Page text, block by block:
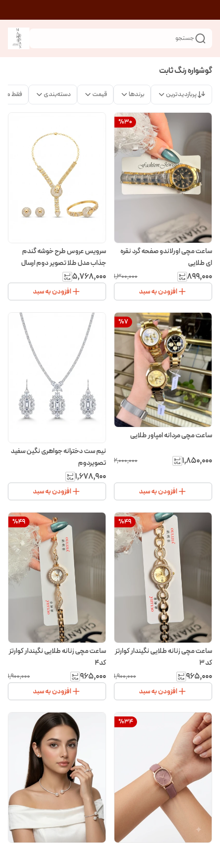
جستجو
گوشواره رنگ ثابت
پربازدیدترین برندها قیمت دسته‌بندی فقط
%30
ساعت مچی اورلاندو صفحه گرد نقره
ای طلایی
۸۹۹٬۰۰۰ ۱٬۳۰۰٬۰۰۰
افزودن به سبد
سرویس عروس طرح خوشه گندم
جذاب مدل طلا تصویر دوم ارسال
رایگان
۵٬۷۶۸٬۰۰۰
افزودن به سبد
%7
ساعت مچی مردانه امپاور طلایی
۱٬۸۵۰٬۰۰۰ ۲٬۰۰۰٬۰۰۰
افزودن به سبد
نیم ست دخترانه جواهری نگین سفید
تصویردوم
۱٬۶۷۸٬۹۰۰
افزودن به سبد
%49
ساعت مچی زنانه طلایی نگیندار کوارتز
کد ۳
۹۶۵٬۰۰۰ ۱٬۹۰۰٬۰۰۰
افزودن به سبد
%49
ساعت مچی زنانه طلایی نگیندار کوارتز
کد۴
۹۶۵٬۰۰۰ ۱٬۹۰۰٬۰۰۰
افزودن به سبد
%34